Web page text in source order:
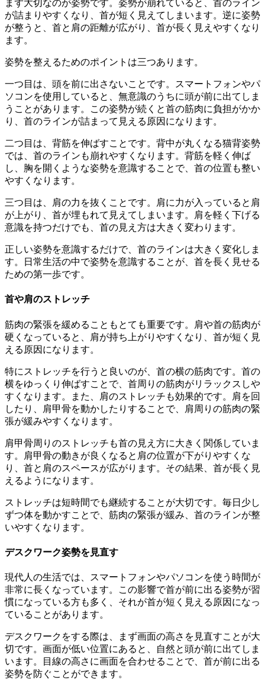
まず大切なのが姿勢です。姿勢が崩れていると、首のライン
が詰まりやすくなり、首が短く見えてしまいます。逆に姿勢
が整うと、首と肩の距離が広がり、首が長く見えやすくなり
ます。
姿勢を整えるためのポイントは三つあります。
一つ目は、頭を前に出さないことです。スマートフォンやパ
ソコンを使用していると、無意識のうちに頭が前に出てしま
うことがあります。この姿勢が続くと首の筋肉に負担がかか
り、首のラインが詰まって見える原因になります。
二つ目は、背筋を伸ばすことです。背中が丸くなる猫背姿勢
では、首のラインも崩れやすくなります。背筋を軽く伸ば
し、胸を開くような姿勢を意識することで、首の位置も整い
やすくなります。
三つ目は、肩の力を抜くことです。肩に力が入っていると肩
が上がり、首が埋もれて見えてしまいます。肩を軽く下げる
意識を持つだけでも、首の見え方は大きく変わります。
正しい姿勢を意識するだけで、首のラインは大きく変化しま
す。日常生活の中で姿勢を意識することが、首を長く見せる
ための第一歩です。
首や肩のストレッチ
筋肉の緊張を緩めることもとても重要です。肩や首の筋肉が
硬くなっていると、肩が持ち上がりやすくなり、首が短く見
える原因になります。
特にストレッチを行うと良いのが、首の横の筋肉です。首の
横をゆっくり伸ばすことで、首周りの筋肉がリラックスしや
すくなります。また、肩のストレッチも効果的です。肩を回
したり、肩甲骨を動かしたりすることで、肩周りの筋肉の緊
張が緩みやすくなります。
肩甲骨周りのストレッチも首の見え方に大きく関係していま
す。肩甲骨の動きが良くなると肩の位置が下がりやすくな
り、首と肩のスペースが広がります。その結果、首が長く見
えるようになります。
ストレッチは短時間でも継続することが大切です。毎日少し
ずつ体を動かすことで、筋肉の緊張が緩み、首のラインが整
いやすくなります。
デスクワーク姿勢を見直す
現代人の生活では、スマートフォンやパソコンを使う時間が
非常に長くなっています。この影響で首が前に出る姿勢が習
慣になっている方も多く、それが首が短く見える原因になっ
ていることがあります。
デスクワークをする際は、まず画面の高さを見直すことが大
切です。画面が低い位置にあると、自然と頭が前に出てしま
います。目線の高さに画面を合わせることで、首が前に出る
姿勢を防ぐことができます。